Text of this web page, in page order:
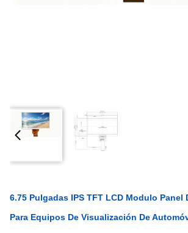
6.75 Pulgadas IPS TFT LCD Modulo Panel
Para Equipos De Visualización De